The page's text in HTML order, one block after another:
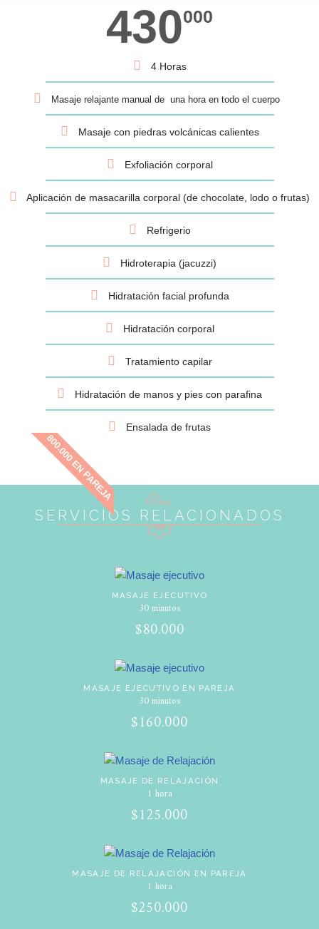
430000
4 Horas
Masaje relajante manual de una hora en todo el cuerpo
Masaje con piedras volcánicas calientes
Exfoliación corporal
Aplicación de masacarilla corporal (de chocolate, lodo o frutas)
Refrigerio
Hidroterapia (jacuzzi)
Hidratación facial profunda
Hidratación corporal
Tratamiento capilar
Hidratación de manos y pies con parafina
Ensalada de frutas
800.000 EN PAREJA Otros
SERVICIOS RELACIONADOS
MASAJE EJECUTIVO
30 minutos
$80.000
MASAJE EJECUTIVO EN PAREJA
30 minutos
$160.000
MASAJE DE RELAJACIÓN
1 hora
$125.000
MASAJE DE RELAJACIÓN EN PAREJA
1 hora
$250.000